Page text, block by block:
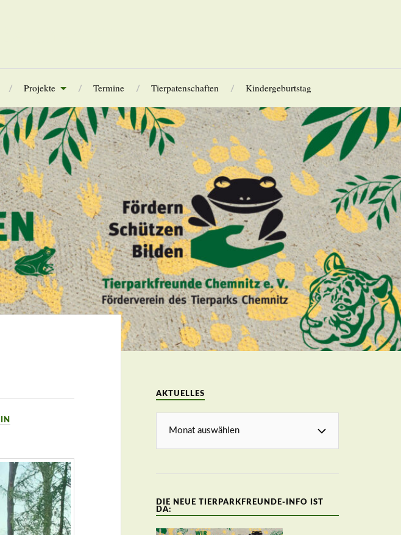
Projekte Termine Tierpatenschaften Kindergeburtstag
AKTUELLES
DIE NEUE TIERPARKFREUNDE-INFO IST
DA: